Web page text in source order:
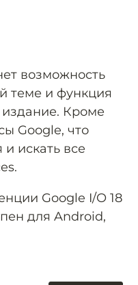
возможность
теме и функция
Кроме
Google, что
искать все
Google I/O 18
для Android,